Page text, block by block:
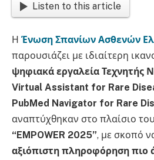
Listen to this article
Η Ένωση Σπανίων Ασθενών
παρουσιάζει με ιδιαίτερη
ψηφιακά εργαλεία Τεχνητής
Virtual Assistant for Rare
PubMed Navigator for Rare
αναπτύχθηκαν στο πλαίσιο
“EMPOWER 2025”, με σκοπό
αξιόπιστη πληροφόρηση πιο